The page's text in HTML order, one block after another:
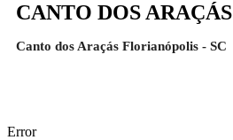
CANTO DOS ARAÇÁS
Canto dos Araçás Florianópolis - SC
Error